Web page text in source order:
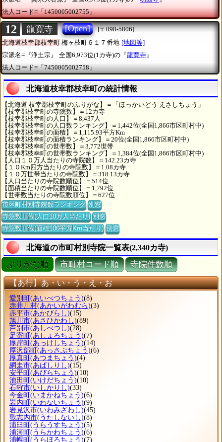
法人コード=「1450005002755」
12 龍寛寺 [Open]
[〒098-5806]
北海道枝幸郡枝幸町 梅ヶ枝町６１７番地 [地図等]
宗派名=『浄土宗』
全国6,973位(1カ寺)の『龍寛寺』
法人コード=「7450005002758」
北海道枝幸郡枝幸町の統計情報
【北海道 枝幸郡枝幸町のふりがな】＝「ほっかいどう えさしちょう」
【枝幸郡枝幸町の寺院数】＝12カ寺
【枝幸郡枝幸町の人口】＝8,437人
【枝幸郡枝幸町の人口数ランキング】＝1,442位(全国1,866市区町村中)
【枝幸郡枝幸町の面積】＝1,115.93平方Km
【枝幸郡枝幸町の面積ランキング】＝20位(全国1,866市区町村中)
【枝幸郡枝幸町の世帯数】＝3,772世帯
【枝幸郡枝幸町の世帯数ランキング】＝1,384位(全国1,866市区町村中)
【人口１０万人当たりの寺院数】＝142.23カ寺
【１０Km四方当たりの寺院数】＝1.08カ寺
【１０万世帯当たりの寺院数】＝318.13カ寺
【人口当たりの寺院数順位】＝514位
【面積当たりの寺院数順位】＝1,792位
【世帯数当たりの寺院数順位】＝627位
市区町村別寺院数ランキング 別窓
寺院数順位(人口10万人当たり) 別窓
寺院数順位(面積100平方Km当たり) 別窓
北海道の市町村別寺院一覧表(2,340カ寺)
ぶりがな順 市町村コード順 寺院件数順
【あ行】あ・い・う・え・お
愛別町 (あいべつちょう)(8)
赤井川村(あかいがわむら)(3)
赤平市(あかびらし)(15)
旭川市(あさひかわし)(89)
芦別市(あしべつし)(28)
足寄町 (あしょろちょう)(7)
厚岸町 (あっけしちょう)(14)
厚沢部町 (あっさぶちょう)(6)
厚真町 (あつまちょう)(4)
網走市(あばしりし)(15)
安平町 (あびらちょう)(10)
池田町 (いけだちょう)(10)
石狩市(いしかりし)(33)
今金町 (いまかねちょう)(6)
岩内町 (いわないちょう)(9)
岩見沢市(いわみざわし)(45)
歌志内市(うたしないし)(8)
浦臼町 (うらうすちょう)(5)
浦河町 (うらかわちょう)(6)
浦幌町 (うらほろちょう)(7)